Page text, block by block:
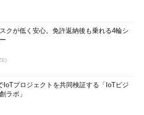
クが低く安心。免許返納後も乗れる4輪シ
IoTプロジェクトを共同検証する「IoTビジ
ラボ」